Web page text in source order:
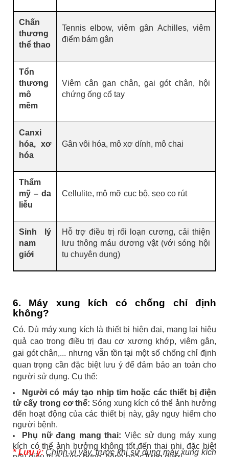
Chấn
thương
thể thao
Tennis elbow, viêm gân Achilles, viêm
điểm bám gân
Tổn
thương
mô
mềm
Viêm cân gan chân, gai gót chân, hội
chứng ống cổ tay
Canxi
hóa, xơ
hóa
Gân vôi hóa, mô xơ dính, mô chai
Thẩm
mỹ – da
liễu
Cellulite, mô mỡ cục bộ, sẹo co rút
Sinh lý
nam
giới
Hỗ trợ điều trị rối loạn cương, cải thiện
lưu thông máu dương vật (với sóng hội
tụ chuyên dụng)
6. Máy xung kích có chống chỉ định
không?
Có. Dù máy xung kích là thiết bị hiện đại, mang lại hiệu
quả cao trong điều trị đau cơ xương khớp, viêm gân,
gai gót chân,... nhưng vẫn tồn tại một số chống chỉ định
quan trọng cần đặc biệt lưu ý để đảm bảo an toàn cho
người sử dụng. Cụ thể:
Người có máy tạo nhịp tim hoặc các thiết bị điện
tử cấy trong cơ thể: Sóng xung kích có thể ảnh hưởng
đến hoạt động của các thiết bị này, gây nguy hiểm cho
người bệnh.
Phụ nữ đang mang thai: Việc sử dụng máy xung
kích có thể ảnh hưởng không tốt đến thai nhi, đặc biệt
* Lưu ý: Chính vì vậy, trước khi sử dụng máy xung kích